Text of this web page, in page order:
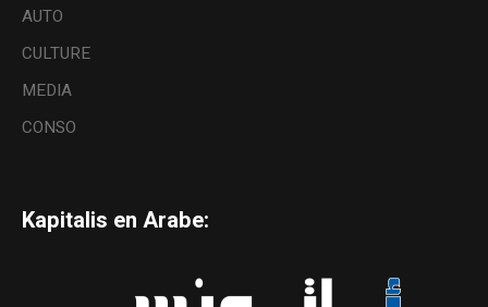
AUTO
CULTURE
MEDIA
CONSO
Kapitalis en Arabe: